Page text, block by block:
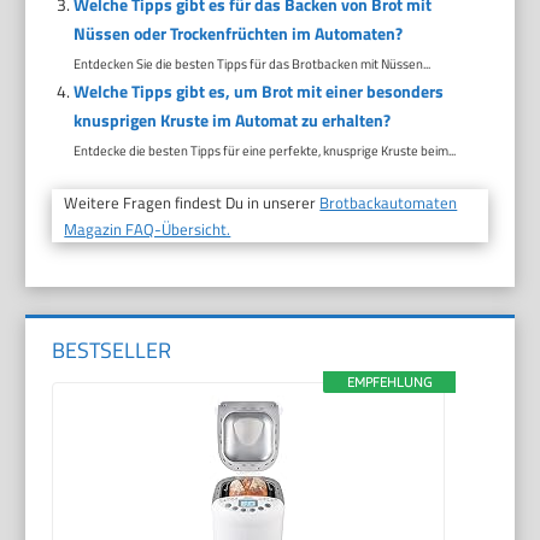
Nüssen oder Trockenfrüchten im Automaten?
Entdecken Sie die besten Tipps für das Brotbacken mit Nüssen...
Welche Tipps gibt es, um Brot mit einer besonders
knusprigen Kruste im Automat zu erhalten?
Entdecke die besten Tipps für eine perfekte, knusprige Kruste beim...
Weitere Fragen findest Du in unserer Brotbackautomaten
Magazin FAQ-Übersicht.
BESTSELLER
EMPFEHLUNG